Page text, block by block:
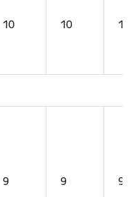
10 10 10
9 9 9